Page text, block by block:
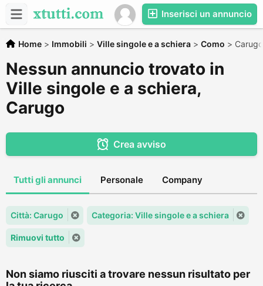
Inserisci un annuncio
Home > Immobili > Ville singole e a schiera > Como > Carugo
Nessun annuncio trovato in
Ville singole e a schiera,
Carugo
Crea avviso
Tutti gli annunci Personale Company
Città: Carugo Categoria: Ville singole e a schiera
Rimuovi tutto
Non siamo riusciti a trovare nessun risultato per